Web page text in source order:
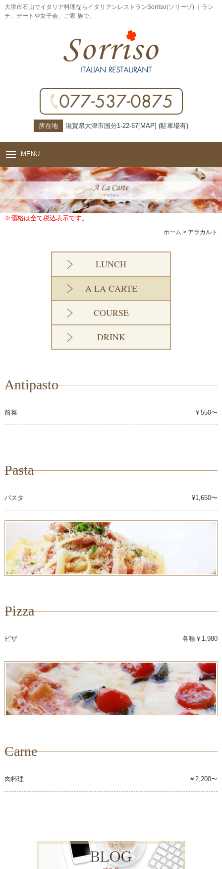
大津市石山でイタリア料理ならイタリアンレストランSorriso(ソリーゾ) ｜ラン
チ、デートや女子会、ご家 族で。
所在地 滋賀県大津市国分1-22-67[MAP] (駐車場有)
MENU
ホーム
コンセプト
※価格は全て税込表示です。
ホーム > アラカルト
LUNCH
A LA CARTE
COURSE
DRINK
Antipasto
前菜 ￥550〜
Pasta
パスタ ¥1,650〜
Pizza
ピザ 各種￥1,980
Carne
肉料理 ￥2,200〜